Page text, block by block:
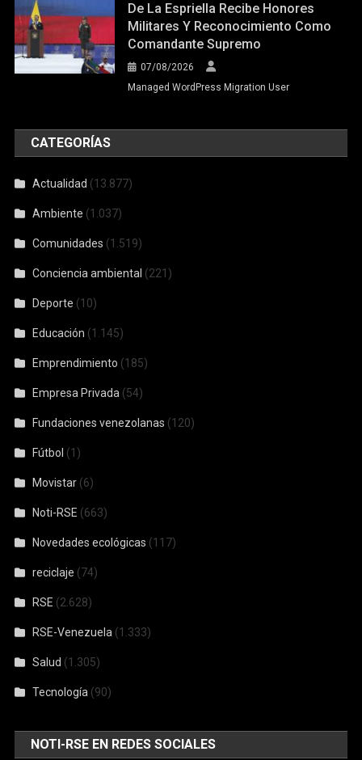
De La Espriella Recibe Honores
Militares Y Reconocimiento Como
Comandante Supremo
07/08/2026
Managed WordPress Migration User
CATEGORÍAS
Actualidad (13.877)
Ambiente (1.037)
Comunidades (1.519)
Conciencia ambiental (221)
Deporte (10)
Educación (1.145)
Emprendimiento (185)
Empresa Privada (54)
Fundaciones venezolanas (120)
Fútbol (1)
Movistar (6)
Noti-RSE (663)
Novedades ecológicas (117)
reciclaje (74)
RSE (2.628)
RSE-Venezuela (1.333)
Salud (1.305)
Tecnología (90)
NOTI-RSE EN REDES SOCIALES